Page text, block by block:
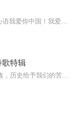
歌特辑